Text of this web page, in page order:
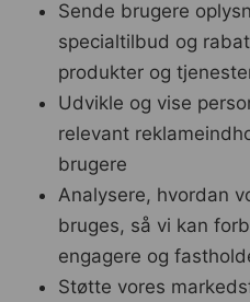
Sende brugere
specialtilbud og
produkter og
Udvikle og vise
relevant
brugere
Analysere, hvordan
bruges, så vi kan
engagere og
Støtte vores